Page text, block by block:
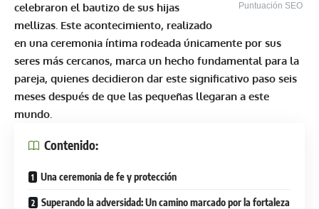
Puntuación SEO
celebraron el bautizo de sus hijas
mellizas. Este acontecimiento, realizado
en una ceremonia íntima rodeada únicamente por sus
seres más cercanos, marca un hecho fundamental para la
pareja, quienes decidieron dar este significativo paso seis
meses después de que las pequeñas llegaran a este
mundo.
Contenido:
Una ceremonia de fe y protección
Superando la adversidad: Un camino marcado por la fortaleza